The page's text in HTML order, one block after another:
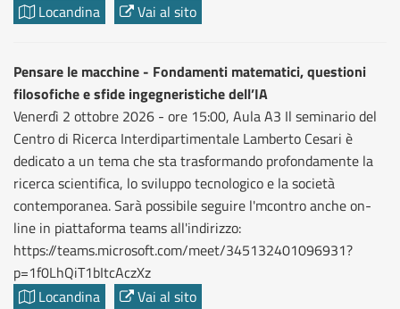
Locandina
Vai al sito
Pensare le macchine - Fondamenti matematici, questioni
filosofiche e sfide ingegneristiche dell’IA
Venerdì 2 ottobre 2026 - ore 15:00, Aula A3 Il seminario del
Centro di Ricerca Interdipartimentale Lamberto Cesari è
dedicato a un tema che sta trasformando profondamente la
ricerca scientifica, lo sviluppo tecnologico e la società
contemporanea. Sarà possibile seguire l'mcontro anche on-
line in piattaforma teams all'indirizzo:
https://teams.microsoft.com/meet/345132401096931?
p=1f0LhQiT1bItcAczXz
Locandina
Vai al sito